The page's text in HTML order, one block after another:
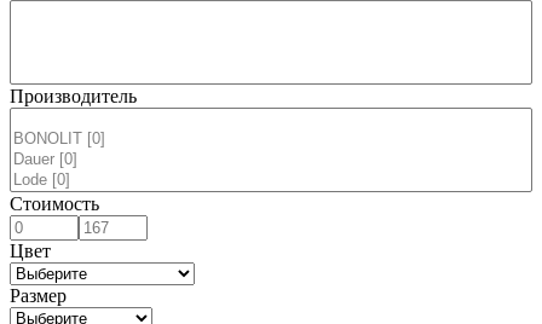
Производитель
Стоимость
Цвет
Размер